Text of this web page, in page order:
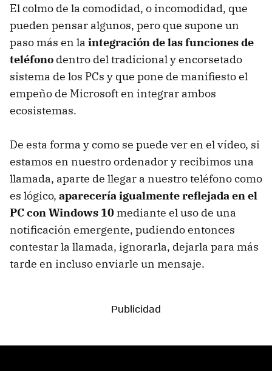
El colmo de la comodidad, o incomodidad, que
pueden pensar algunos, pero que supone un
paso más en la integración de las funciones de
teléfono dentro del tradicional y encorsetado
sistema de los PCs y que pone de manifiesto el
empeño de Microsoft en integrar ambos
ecosistemas.
De esta forma y como se puede ver en el vídeo, si
estamos en nuestro ordenador y recibimos una
llamada, aparte de llegar a nuestro teléfono como
es lógico, aparecería igualmente reflejada en el
PC con Windows 10 mediante el uso de una
notificación emergente, pudiendo entonces
contestar la llamada, ignorarla, dejarla para más
tarde en incluso enviarle un mensaje.